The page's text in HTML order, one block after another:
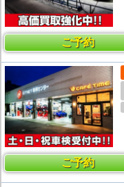
ご予約
ご予約